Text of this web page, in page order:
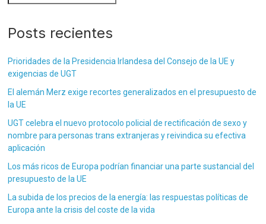
Posts recientes
Prioridades de la Presidencia Irlandesa del Consejo de la UE y
exigencias de UGT
El alemán Merz exige recortes generalizados en el presupuesto de
la UE
UGT celebra el nuevo protocolo policial de rectificación de sexo y
nombre para personas trans extranjeras y reivindica su efectiva
aplicación
Los más ricos de Europa podrían financiar una parte sustancial del
presupuesto de la UE
La subida de los precios de la energía: las respuestas políticas de
Europa ante la crisis del coste de la vida